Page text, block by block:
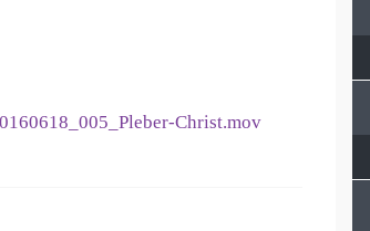
Christ.mov